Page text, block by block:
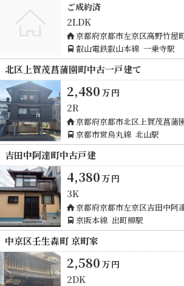
ご成約済
2LDK
京都府京都市左京区高野竹屋
叡山電鉄叡山本線 一乗寺駅
北区上賀茂菖蒲園町中古一戸建て
2,480 万円
2R
京都府京都市北区上賀茂菖蒲
京都市営烏丸線 北山駅
吉田中阿達町中古戸建
4,380 万円
3K
京都府京都市左京区吉田中阿
京阪本線 出町柳駅
中京区壬生森町 京町家
2,580 万円
2DK